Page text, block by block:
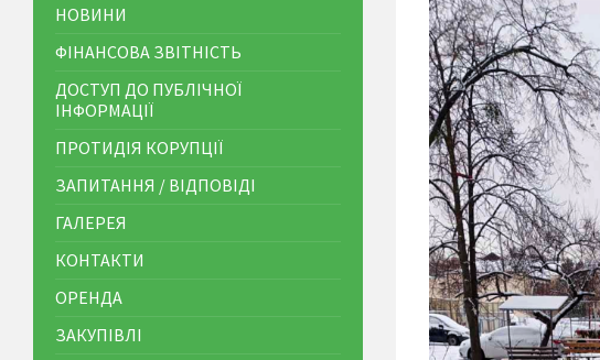
НОВИНИ
ФІНАНСОВА ЗВІТНІСТЬ
ДОСТУП ДО ПУБЛІЧНОЇ
ІНФОРМАЦІЇ
ПРОТИДІЯ КОРУПЦІЇ
ЗАПИТАННЯ / ВІДПОВІДІ
ГАЛЕРЕЯ
КОНТАКТИ
ОРЕНДА
ЗАКУПІВЛІ